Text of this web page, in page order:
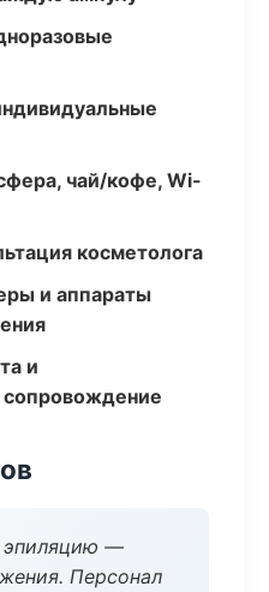
чай/кофе, Wi-
косметолога
и аппараты
и
эпиляцию —
Персонал